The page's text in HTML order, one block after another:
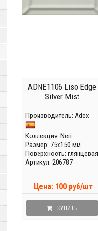
ADNE1106 Liso Edge
Silver Mist
Производитель: Adex
Коллекция: Neri
Размер: 75x150 мм
Поверхность: глянцевая
Артикул: 206787
Цена: 100 руб/шт
КУПИТЬ